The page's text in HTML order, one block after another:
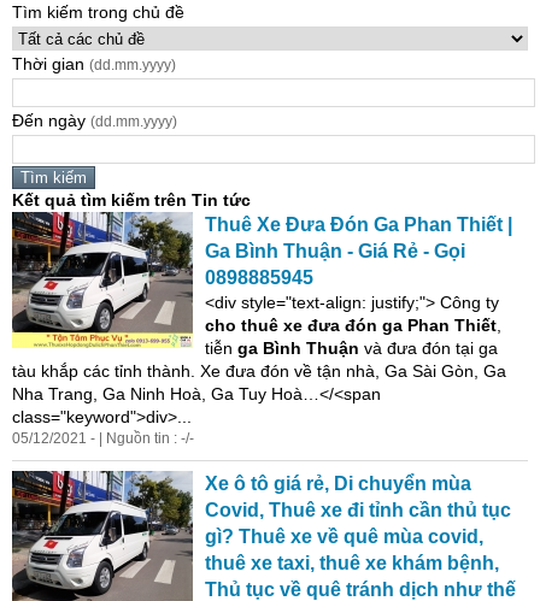
Tìm kiếm trong chủ đề
Thời gian (dd.mm.yyyy)
Đến ngày (dd.mm.yyyy)
Kết quả tìm kiếm trên Tin tức
Thuê Xe Đưa Đón Ga Phan Thiết |
Ga Bình Thuận - Giá Rẻ - Gọi
0898885945
<div style="text-align: justify;"> Công ty
cho thuê xe đưa đón ga Phan Thiết
tiễn ga Bình Thuận và đưa đón tại ga
tàu khắp các tỉnh thành. Xe đưa đón về tận nhà, Ga Sài Gòn, Ga
Nha Trang, Ga Ninh Hoà, Ga Tuy Hoà…</<span
class="keyword">div>...
05/12/2021 - | Nguồn tin : -/-
Xe ô tô giá rẻ, Di chuyển mùa
Covid, Thuê xe đi tỉnh cần thủ tục
gì? Thuê xe về quê mùa covid,
thuê xe taxi, thuê xe khám bệnh,
Thủ tục về quê tránh dịch như thế